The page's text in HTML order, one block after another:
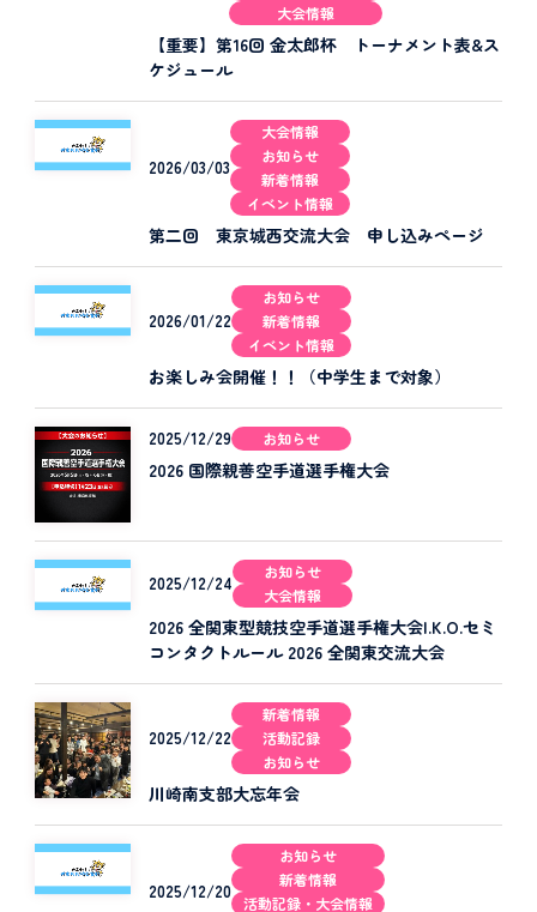
大会情報
【重要】第16回 金太郎杯 トーナメント表&ス
ケジュール
2026/03/03
大会情報
お知らせ
新着情報
イベント情報
第二回 東京城西交流大会 申し込みページ
2026/01/22
お知らせ
新着情報
イベント情報
お楽しみ会開催！！（中学生まで対象）
2025/12/29 お知らせ
2026 国際親善空手道選手権大会
2025/12/24
お知らせ
大会情報
2026 全関東型競技空手道選手権大会I.K.O.セミ
コンタクトルール 2026 全関東交流大会
2025/12/22
新着情報
活動記録
お知らせ
川崎南支部大忘年会
2025/12/20
お知らせ
新着情報
活動記録・大会情報